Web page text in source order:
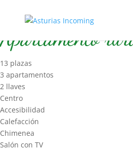
Apartamento
13 plazas
3 apartamentos
2 llaves
Centro
Accesibilidad
Calefacción
Chimenea
Salón con TV